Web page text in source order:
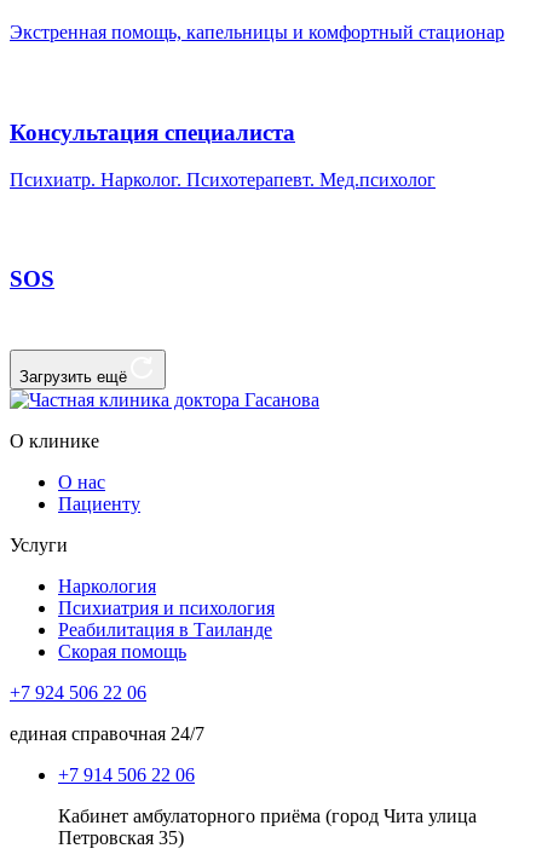
Экстренная помощь, капельницы и комфортный стационар
Консультация специалиста
Психиатр. Нарколог. Психотерапевт. Мед.психолог
SOS
Загрузить ещё
О клинике
О нас
Пациенту
Услуги
Наркология
Психиатрия и психология
Реабилитация в Таиланде
Скорая помощь
+7 924 506 22 06
единая справочная 24/7
+7 914 506 22 06
Кабинет амбулаторного приёма (город Чита улица
Петровская 35)